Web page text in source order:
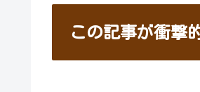
この記事が衝撃